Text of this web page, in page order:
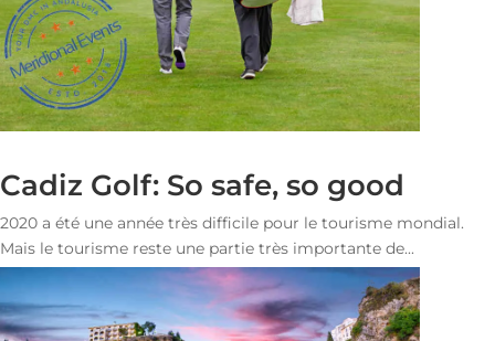
Cadiz Golf: So safe, so good
2020 a été une année très difficile pour le tourisme mondial.
Mais le tourisme reste une partie très importante de...